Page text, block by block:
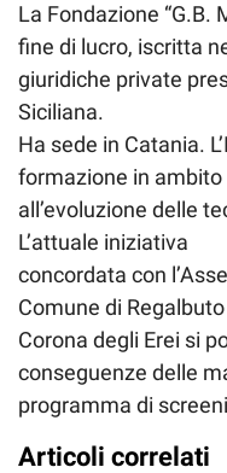
La Fondazione “G.B.
fine di lucro, iscritta
giuridiche private
Siciliana.
Ha sede in Catania.
formazione in
all’evoluzione delle
L’attuale iniziativa
concordata con
Comune di
Corona degli Erei si
conseguenze delle
programma di
Articoli correlati